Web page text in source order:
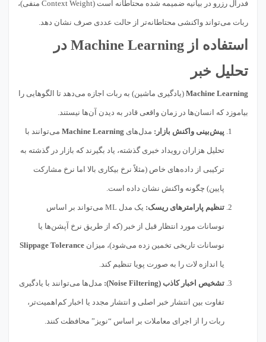
فدرال رزرو در بیانیه ضمیمه شده محتاطانه است (Context Weight منفی)،
ربات می‌تواند واکنشی محتاطانه‌تر از حالت عددی صرف نشان دهد.
استفاده از Machine Learning در
تحلیل خبر
Machine Learning (یادگیری ماشین) به ربات اجازه می‌دهد تا الگوهایی را
بیاموزد که انسان‌ها در زمان واقعی قادر به دیدن آن‌ها نیستند.
پیش‌بینی واکنش بازار: مدل‌های Machine Learning می‌توانند با
تحلیل هزاران رویداد خبری گذشته، یاد بگیرند که بازار در گذشته به
ترکیبی از داده‌های خاص (مثلاً نرخ بیکاری بالا اما نرخ مشارکت
پایین) چگونه واکنش نشان داده است.
تنظیم پارامترهای ریسک: یک مدل ML می‌تواند بر اساس
نوسانات مورد انتظار قبل از خبر (که از طریق نرخ آپشن‌ها یا
نوسانات تاریخی تخمین زده می‌شود)، میزان Slippage Tolerance
یا اندازه لات را به صورت پویا تنظیم کند.
تشخیص اخبار کاذب (Noise Filtering): مدل‌ها می‌توانند با یادگیری
تفاوت بین انتشار خبر اصلی و انتشار مجدد یا اخبار کم‌اهمیت‌تر،
ربات را از اجرای معاملات بر اساس “نویز” محافظت کنند.